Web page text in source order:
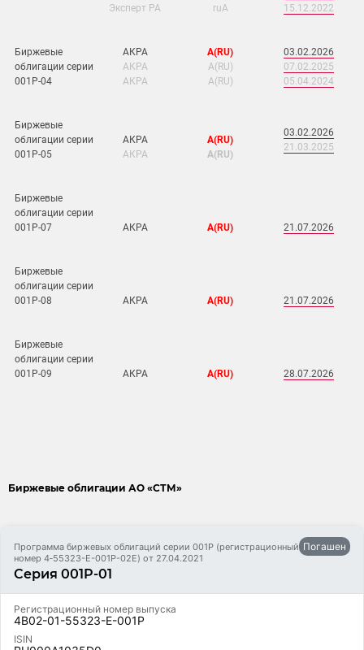
Эксперт РА
ruA
15.12.2022
Биржевые
облигации серии
001Р-04
АКРА
АКРА
АКРА
А(RU)
А(RU)
А(RU)
03.02.2026
07.02.2025
05.04.2024
Биржевые
облигации серии
001Р-05
АКРА
АКРА
А(RU)
А(RU)
03.02.2026
21.03.2025
Биржевые
облигации серии
001Р-07
АКРА А(RU) 21 .07.2026
Биржевые
облигации серии
001Р-08
АКРА А(RU) 21.07.2026
Биржевые
облигации серии
001Р-09
АКРА А(RU) 28.07.2026
Биржевые облигации АО «СТМ»
Программа биржевых облигаций серии 001Р (регистрационный
номер 4‑55323-E-001P-02E) от 27.04.2021
Серия 001P-01
Погашен
Регистрационный номер выпуска
4B02-01-55323-E-001P
ISIN